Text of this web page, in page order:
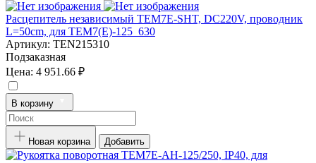
Расцепитель независимый TEM7E-SHT, DC220V, проводник
L=50cm, для TEM7(E)-125_630
Артикул: TEN215310
Подзаказная
Цена: 4 951.66 ₽
В корзину
Новая корзина Добавить